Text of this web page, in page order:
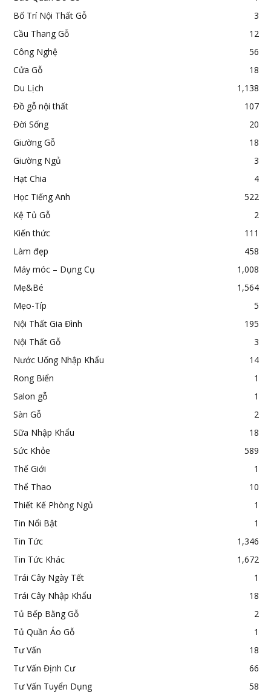
Bố Trí Nội Thất Gỗ
3
Cầu Thang Gỗ
12
Công Nghệ
56
Cửa Gỗ
18
Du Lịch
1,138
Đồ gỗ nội thất
107
Đời Sống
20
Giường Gỗ
18
Giường Ngủ
3
Hạt Chia
4
Học Tiếng Anh
522
Kệ Tủ Gỗ
2
Kiến thức
111
Làm đẹp
458
Máy móc – Dụng Cụ
1,008
Mẹ&Bé
1,564
Mẹo-Típ
5
Nội Thất Gia Đình
195
Nội Thất Gỗ
3
Nước Uống Nhập Khẩu
14
Rong Biển
1
Salon gỗ
1
Sàn Gỗ
2
Sữa Nhập Khẩu
18
Sức Khỏe
589
Thế Giới
1
Thể Thao
10
Thiết Kế Phòng Ngủ
1
Tin Nổi Bật
1
Tin Tức
1,346
Tin Tức Khác
1,672
Trái Cây Ngày Tết
1
Trái Cây Nhập Khẩu
18
Tủ Bếp Bằng Gỗ
2
Tủ Quần Áo Gỗ
1
Tư Vấn
18
Tư Vấn Định Cư
66
Tư Vấn Tuyển Dụng
58